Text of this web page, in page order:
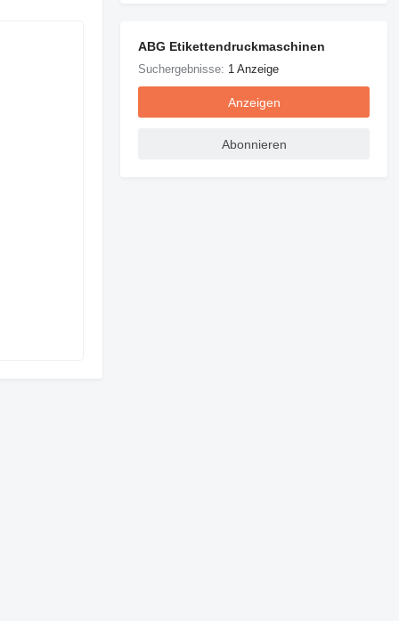
ABG Etikettendruckmaschinen
Suchergebnisse: 1 Anzeige
Anzeigen
Abonnieren